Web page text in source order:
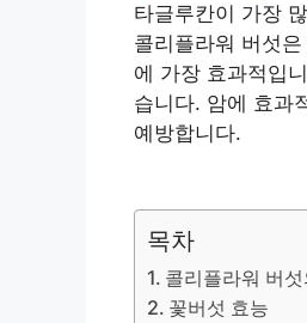
타글루칸이 가장
콜리플라워 버섯
에 가장 효과적입
습니다. 암에 효과
예방합니다.
목차
콜리플라워 버
꽃버섯 효능